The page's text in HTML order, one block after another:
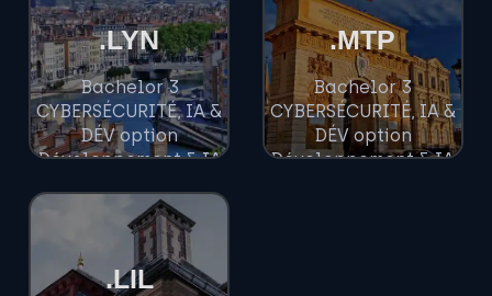
Bachelor 3
CYBERSÉCURITÉ, IA &
DÉV option
Développement & IA
.LYN
Bachelor 3
CYBERSÉCURITÉ, IA &
DÉV option
Développement & IA
.MTP
.LIL